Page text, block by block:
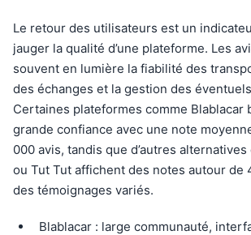
Le retour des utilisateurs est un
jauger la qualité d’une plateforme. Les
souvent en lumière la fiabilité des
des échanges et la gestion des
Certaines plateformes comme Blablacar
grande confiance avec une note
000 avis, tandis que d’autres
ou Tut Tut affichent des notes autour de
des témoignages variés.
Blablacar : large communauté,